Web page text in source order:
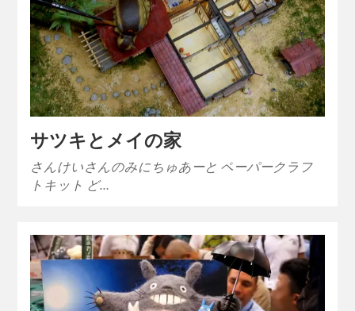
サツキとメイの家
さんけいさんのみにちゅあーと ペーパークラフ
トキット ど…